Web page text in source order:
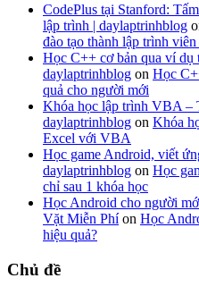
CodePlus tại Stanford:
lập trình | daylaptrinhblog
đào tạo thành lập trình
Học C++ cơ bản qua ví dụ
daylaptrinhblog on Học
quả cho người mới
Khóa học lập trình VBA –
daylaptrinhblog on Khóa
Excel với VBA
Học game Android, viết
daylaptrinhblog on Học
chỉ sau 1 khóa học
Học Android cho người
Vặt Miễn Phíon Học
hiệu quả?
Chủ đề